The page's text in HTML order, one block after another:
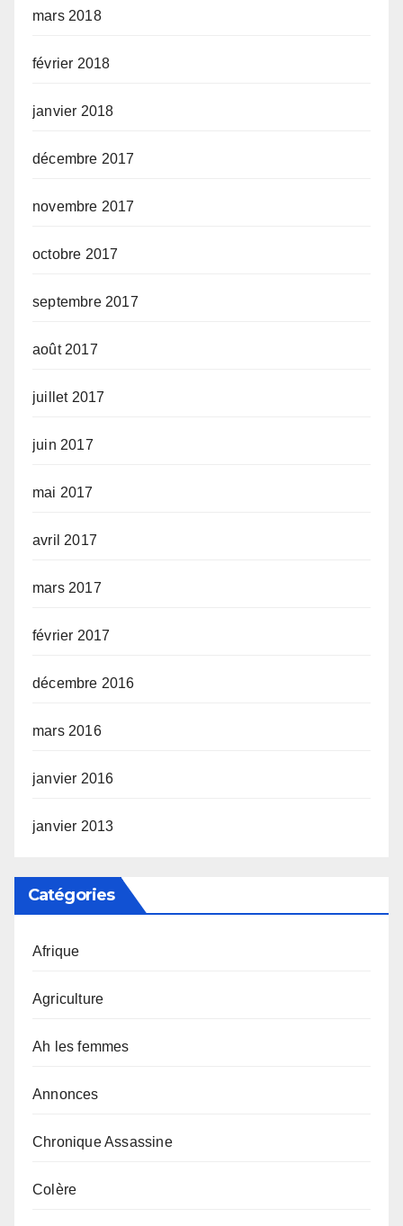
mars 2018
février 2018
janvier 2018
décembre 2017
novembre 2017
octobre 2017
septembre 2017
août 2017
juillet 2017
juin 2017
mai 2017
avril 2017
mars 2017
février 2017
décembre 2016
mars 2016
janvier 2016
janvier 2013
Catégories
Afrique
Agriculture
Ah les femmes
Annonces
Chronique Assassine
Colère